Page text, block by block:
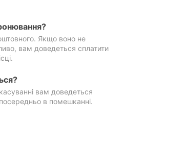
Якщо воно не
вам доведеться сплатити
вам доведеться
в помешканні.